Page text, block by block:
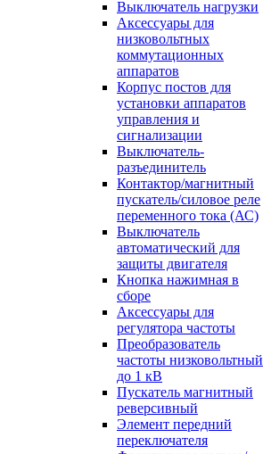
Выключатель нагрузки
Аксессуары для
низковольтных
коммутационных
аппаратов
Корпус постов для
установки аппаратов
управления и
сигнализации
Выключатель-
разъединитель
Контактор/магнитный
пускатель/силовое реле
переменного тока (АС)
Выключатель
автоматический для
защиты двигателя
Кнопка нажимная в
сборе
Аксессуары для
регулятора частоты
Преобразователь
частоты низковольтный
до 1 кВ
Пускатель магнитный
реверсивный
Элемент передний
переключателя